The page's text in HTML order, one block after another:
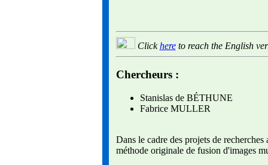
Clickhereto reach the English
Chercheurs :
Stanislas de BÉTHUNE
Fabrice MULLER
Dans le cadre des projets de
méthode originale de fusion d'images